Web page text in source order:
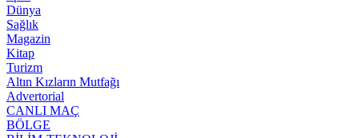
Dünya
Sağlık
Magazin
Kitap
Turizm
Altın Kızların Mutfağı
Advertorial
CANLI MAÇ
BÖLGE